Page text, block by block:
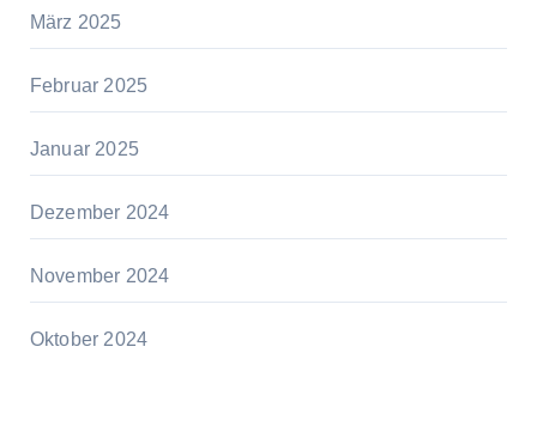
März 2025
Februar 2025
Januar 2025
Dezember 2024
November 2024
Oktober 2024